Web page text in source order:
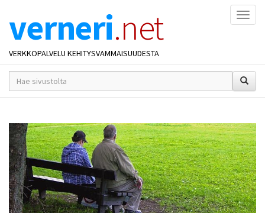
verneri.net
VERKKOPALVELU KEHITYSVAMMAISUUDESTA
hakusana(t)
*